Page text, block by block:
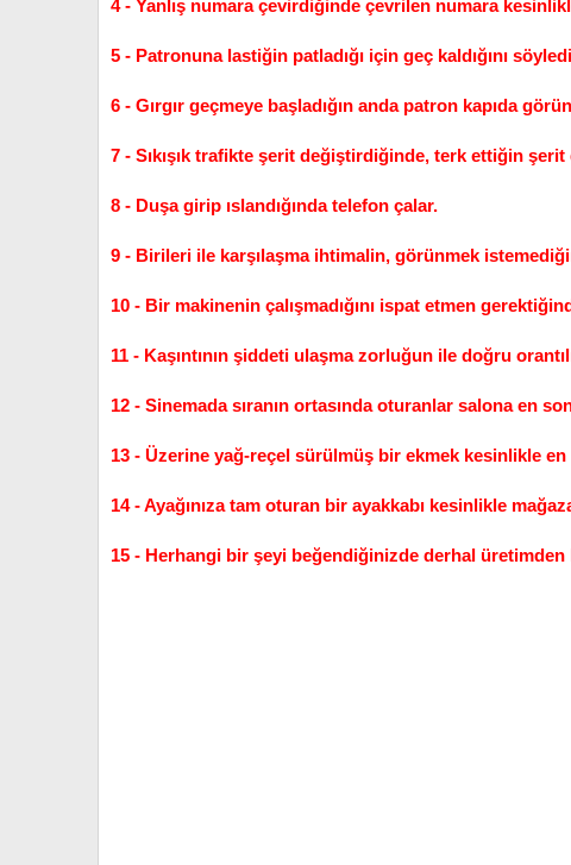
4 - Yanlış numara çevirdiğinde çevrilen numara
5 - Patronuna lastiğin patladığı için geç kaldığını
6 - Gırgır geçmeye başladığın anda patron kapıda
7 - Sıkışık trafikte şerit değiştirdiğinde, terk ettiğin şerit
8 - Duşa girip ıslandığında telefon çalar.
9 - Birileri ile karşılaşma ihtimalin, görünmek
10 - Bir makinenin çalışmadığını ispat etmen
11 - Kaşıntının şiddeti ulaşma zorluğun ile doğru
12 - Sinemada sıranın ortasında oturanlar salona en
13 - Üzerine yağ-reçel sürülmüş bir ekmek kesinlikle en
14 - Ayağınıza tam oturan bir ayakkabı kesinlikle
15 - Herhangi bir şeyi beğendiğinizde derhal üretimden